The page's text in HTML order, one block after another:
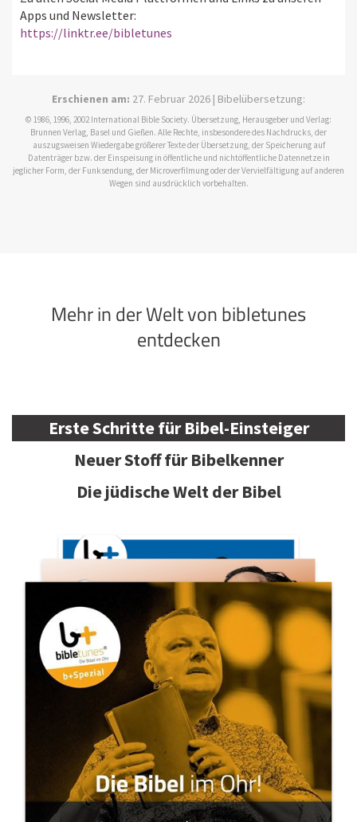
Apps und Newsletter:
https://linktr.ee/bibletunes
Erschienen am: 27. Februar 2026 | Bibelübersetzung:
© 1986, 1996, 2002 International Bible Society. Übersetzung, Herausgeber und Verlag:
Brunnen Verlag, Basel und Gießen. Alle Rechte, insbesondere des Nachdrucks, der
auszugsweisen Wiedergabe größerer Texte der Übersetzung, der Speicherung auf
Datenträger bzw. der Einspeisung in öffentliche und nichtöffentliche Datennetze in
jeglicher Form, der Funksendung, der Microverfilmung oder der Vervielfältigung auf anderen
Wegen sind ausdrücklich vorbehalten.
Mehr in der Welt von bibletunes
entdecken
Erste Schritte für Bibel-Einsteiger
Neuer Stoff für Bibelkenner
Die jüdische Welt der Bibel